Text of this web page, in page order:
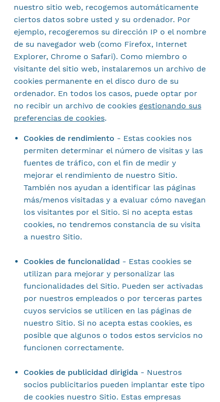
nuestro sitio web, recogemos automáticamente
ciertos datos sobre usted y su ordenador. Por
ejemplo, recogeremos su dirección IP o el nombre
de su navegador web (como Firefox, Internet
Explorer, Chrome o Safari). Como miembro o
visitante del sitio web, instalaremos un archivo de
cookies permanente en el disco duro de su
ordenador. En todos los casos, puede optar por
no recibir un archivo de cookies gestionando sus
preferencias de cookies.
Cookies de rendimiento - Estas cookies nos
permiten determinar el número de visitas y las
fuentes de tráfico, con el fin de medir y
mejorar el rendimiento de nuestro Sitio.
También nos ayudan a identificar las páginas
más/menos visitadas y a evaluar cómo navegan
los visitantes por el Sitio. Si no acepta estas
cookies, no tendremos constancia de su visita
a nuestro Sitio.
Cookies de funcionalidad - Estas cookies se
utilizan para mejorar y personalizar las
funcionalidades del Sitio. Pueden ser activadas
por nuestros empleados o por terceras partes
cuyos servicios se utilicen en las páginas de
nuestro Sitio. Si no acepta estas cookies, es
posible que algunos o todos estos servicios no
funcionen correctamente.
Cookies de publicidad dirigida - Nuestros
socios publicitarios pueden implantar este tipo
de cookies nuestro Sitio. Estas empresas